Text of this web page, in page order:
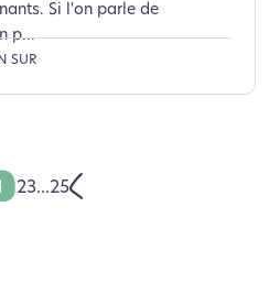
Si l'on parle de
p...
SUR
23...25